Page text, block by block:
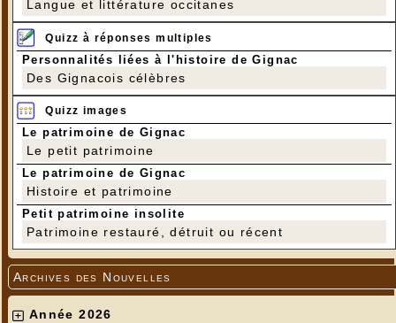
Langue et littérature occitanes
Quizz à réponses multiples
Personnalités liées à l'histoire de Gignac
Des Gignacois célèbres
Quizz images
Le patrimoine de Gignac
Le petit patrimoine
Le patrimoine de Gignac
Histoire et patrimoine
Petit patrimoine insolite
Patrimoine restauré, détruit ou récent
Archives des Nouvelles
Année 2026